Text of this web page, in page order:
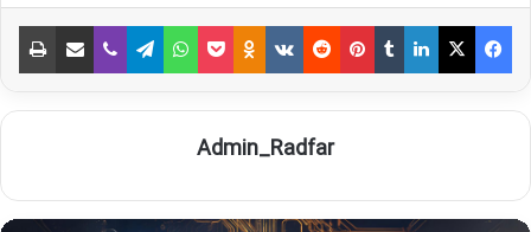
فیس بوک X لینکدین ‫تامبلر ‫پین‌ترست ‫رددیت ‫VKontakte
‫Odnoklassniki پاکت واتس آپ تلگرام وایبر اشتراک گذاری از طریق ایمیل
Admin_Radfar